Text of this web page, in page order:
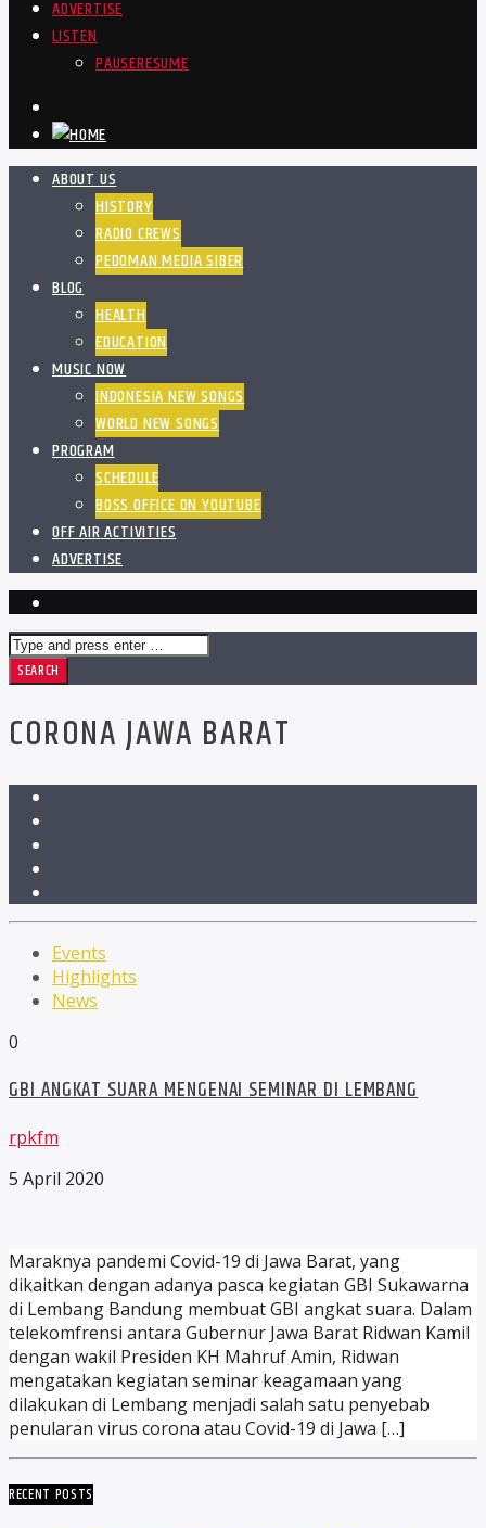
ADVERTISE
LISTEN
PAUSERESUME
ABOUT US
HISTORY
RADIO CREWS
PEDOMAN MEDIA SIBER
BLOG
HEALTH
EDUCATION
MUSIC NOW
INDONESIA NEW SONGS
WORLD NEW SONGS
PROGRAM
SCHEDULE
BOSS OFFICE ON YOUTUBE
OFF AIR ACTIVITIES
ADVERTISE
CORONA JAWA BARAT
Events
Highlights
News
0
GBI ANGKAT SUARA MENGENAI SEMINAR DI LEMBANG
rpkfm
5 April 2020
Maraknya pandemi Covid-19 di Jawa Barat, yang
dikaitkan dengan adanya pasca kegiatan GBI Sukawarna
di Lembang Bandung membuat GBI angkat suara. Dalam
telekomfrensi antara Gubernur Jawa Barat Ridwan Kamil
dengan wakil Presiden KH Mahruf Amin, Ridwan
mengatakan kegiatan seminar keagamaan yang
dilakukan di Lembang menjadi salah satu penyebab
penularan virus corona atau Covid-19 di Jawa […]
RECENT POSTS